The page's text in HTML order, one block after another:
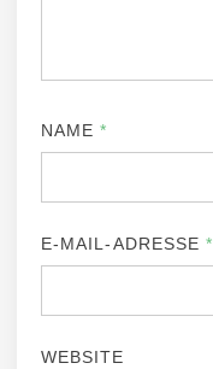
NAME*
E-MAIL-ADRESSE*
WEBSITE